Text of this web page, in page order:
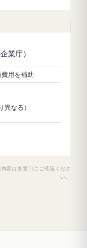
業庁）
用を補助
なる）
容は各窓口にご確認くださ
い。